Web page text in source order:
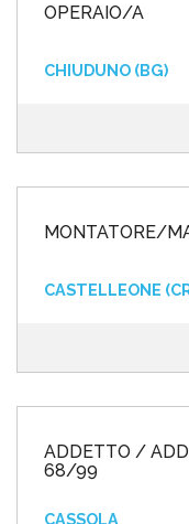
OPERAIO/A
CHIUDUNO (BG)
MONTATORE/
CASTELLEONE
ADDETTO /
68/99
CASSOLA